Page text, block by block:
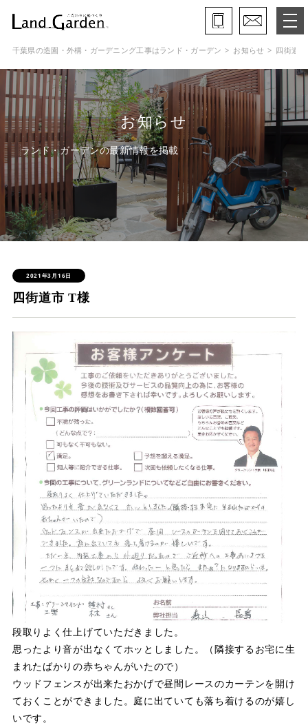
ランド・ガーデンとは
モデルガーデン
施工事例
保証と約束・ご理解いただきたい事
施工の流れ
よくある質問
会社概要
スタッフ紹介
プライバシーポリシー
サイトマップ
採用情報
千葉県の造園・外構・ガーデニング工事はランド・ガーデン お知らせ 四街道
お知らせ
ランド・ガーデンの最新情報を掲載
2021年3月16日
四街道市 T様
段取りよく仕上げていただきました。
思ったより音が出なくてホッとしました。（隣接するお宅に生
まれたばかりの赤ちゃんがいたので）
ウッドフェンスが出来たおかげで昼間レースのカーテンを開け
ておくことができました。庭に出ていても落ち着けるのが嬉し
いです。